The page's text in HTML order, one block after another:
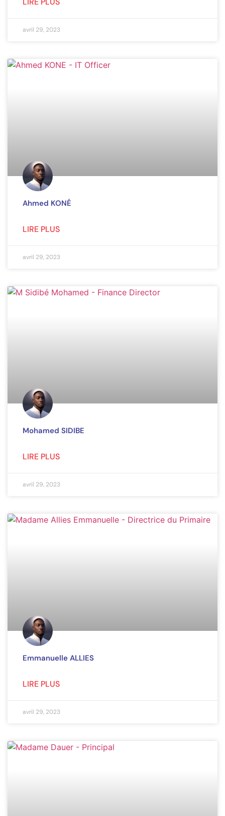
avril 29, 2023
Ahmed KONÉ
LIRE PLUS
avril 29, 2023
Mohamed SIDIBE
LIRE PLUS
avril 29, 2023
Emmanuelle ALLIES
LIRE PLUS
avril 29, 2023